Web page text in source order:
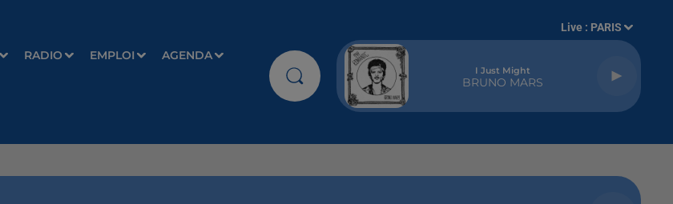
RADIO EMPLOI AGENDA
Live : PARIS
I Just Might
BRUNO MARS